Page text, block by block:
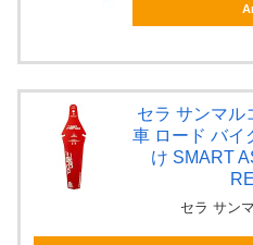
セラ サンマル
車 ロード バイ
け SMART
セラ サン